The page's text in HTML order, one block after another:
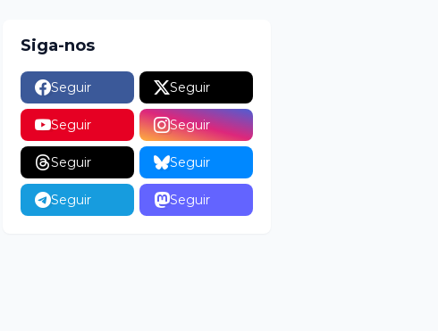
Siga-nos
Seguir Seguir
Seguir Seguir
Seguir Seguir
Seguir Seguir